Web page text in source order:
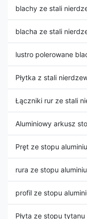
blachy ze stali
blacha ze stali
lustro polerowane
Płytka z stali
Łączniki rur ze stali
Aluminiowy arkusz
Pręt ze stopu
rura ze stopu
profil ze stopu
Płyta ze stopu tytanu